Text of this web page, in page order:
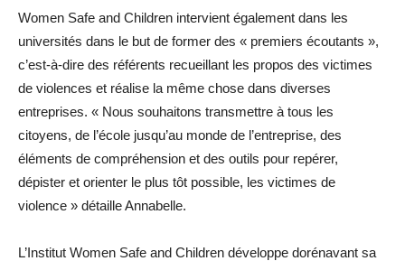
Women Safe and Children intervient également dans les
universités dans le but de former des « premiers écoutants »,
c’est-à-dire des référents recueillant les propos des victimes
de violences et réalise la même chose dans diverses
entreprises. « Nous souhaitons transmettre à tous les
citoyens, de l’école jusqu’au monde de l’entreprise, des
éléments de compréhension et des outils pour repérer,
dépister et orienter le plus tôt possible, les victimes de
violence » détaille Annabelle.
L’Institut Women Safe and Children développe dorénavant sa